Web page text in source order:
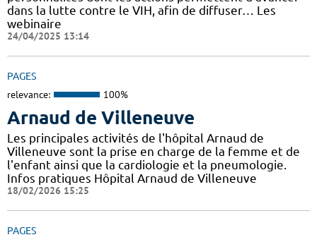
dans la lutte contre le VIH, afin de diffuser… Les
webinaire
24/04/2025 13:14
PAGES
relevance: 100%
Arnaud de Villeneuve
Les principales activités de l'hôpital Arnaud de
Villeneuve sont la prise en charge de la femme et de
l'enfant ainsi que la cardiologie et la pneumologie.
Infos pratiques Hôpital Arnaud de Villeneuve
18/02/2026 15:25
PAGES